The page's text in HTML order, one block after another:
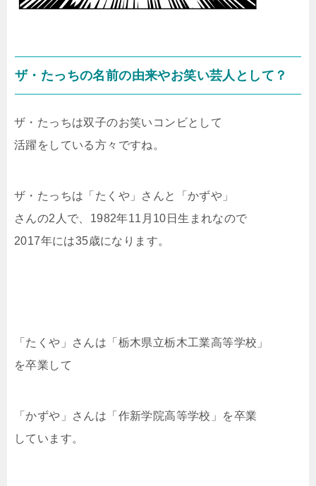
ザ・たっちの名前の由来やお笑い芸人として？
ザ・たっちは双子のお笑いコンビとして
活躍をしている方々ですね。
ザ・たっちは「たくや」さんと「かずや」
さんの2人で、1982年11月10日生まれなので
2017年には35歳になります。
「たくや」さんは「栃木県立栃木工業高等学校」
を卒業して
「かずや」さんは「作新学院高等学校」を卒業
しています。